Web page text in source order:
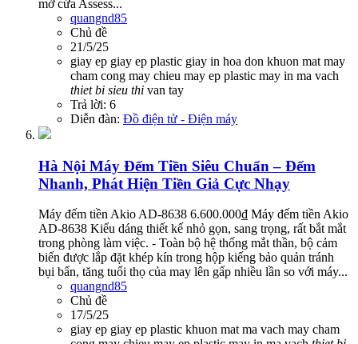
mở cửa Assess...
quangnd85
Chủ đề
21/5/25
giay ep giay ep plastic giay in hoa don khuon mat may
cham cong may chieu may ep plastic may in ma vach
thiet bi sieu thi van tay
Trả lời: 6
Diễn đàn: Đồ điện tử - Điện máy
Hà Nội Máy Đếm Tiền Siêu Chuẩn – Đếm
Nhanh, Phát Hiện Tiền Giả Cực Nhạy
Máy đếm tiền Akio AD-8638 6.600.000₫ Máy đếm tiền Akio
AD-8638 Kiểu dáng thiết kế nhỏ gọn, sang trọng, rất bắt mắt
trong phòng làm việc. - Toàn bộ hệ thống mắt thần, bộ cảm
biến được lắp đặt khép kín trong hộp kiếng bảo quản tránh
bụi bẩn, tăng tuổi thọ của may lên gấp nhiều lần so với máy...
quangnd85
Chủ đề
17/5/25
giay ep giay ep plastic khuon mat ma vach may cham